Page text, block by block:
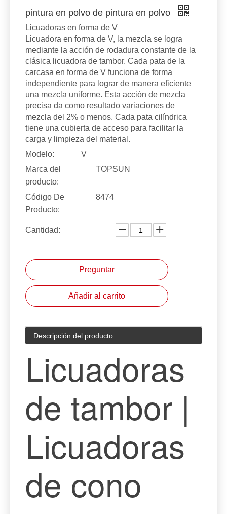
pintura en polvo de pintura en polvo
Licuadoras en forma de V
Licuadora en forma de V, la mezcla se logra
mediante la acción de rodadura constante de la
clásica licuadora de tambor. Cada pata de la
carcasa en forma de V funciona de forma
independiente para lograr de manera eficiente
una mezcla uniforme. Esta acción de mezcla
precisa da como resultado variaciones de
mezcla del 2% o menos. Cada pata cilíndrica
tiene una cubierta de acceso para facilitar la
carga y limpieza del material.
Modelo:
V
Marca del
producto:
TOPSUN
Código De
Producto:
8474
Cantidad:
Preguntar
Añadir al carrito
Descripción del producto
Licuadoras
de tambor |
Licuadoras
de cono